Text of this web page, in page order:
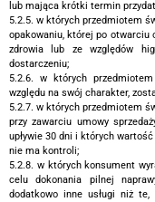
lub mająca krótki termin
5.2.5. w których przedmiotem
opakowaniu, której po otwarciu
zdrowia lub ze względów
dostarczeniu;
5.2.6. w których
względu na swój charakter,
5.2.7. w których przedmiotem
przy zawarciu umowy
upływie 30 dni i których
nie ma kontroli;
5.2.8. w których konsument
celu dokonania pilnej
dodatkowo inne usługi niż te,